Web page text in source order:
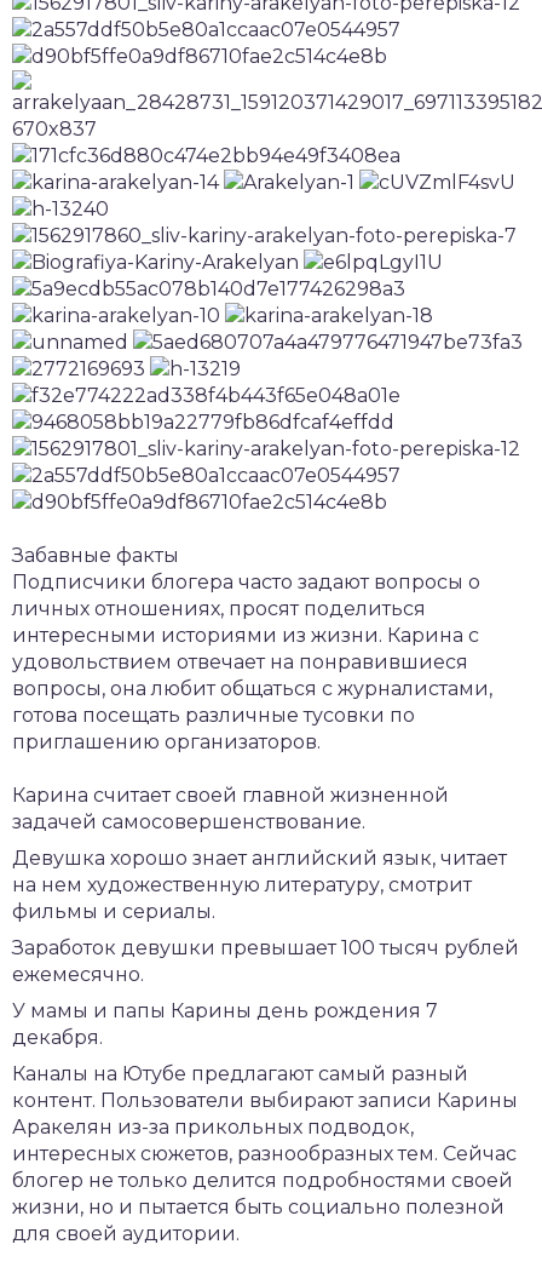
Забавные факты
Подписчики блогера часто задают вопросы о
личных отношениях, просят поделиться
интересными историями из жизни. Карина с
удовольствием отвечает на понравившиеся
вопросы, она любит общаться с журналистами,
готова посещать различные тусовки по
приглашению организаторов.
Карина считает своей главной жизненной
задачей самосовершенствование.
Девушка хорошо знает английский язык, читает
на нем художественную литературу, смотрит
фильмы и сериалы.
Заработок девушки превышает 100 тысяч рублей
ежемесячно.
У мамы и папы Карины день рождения 7
декабря.
Каналы на Ютубе предлагают самый разный
контент. Пользователи выбирают записи Карины
Аракелян из-за прикольных подводок,
интересных сюжетов, разнообразных тем. Сейчас
блогер не только делится подробностями своей
жизни, но и пытается быть социально полезной
для своей аудитории.